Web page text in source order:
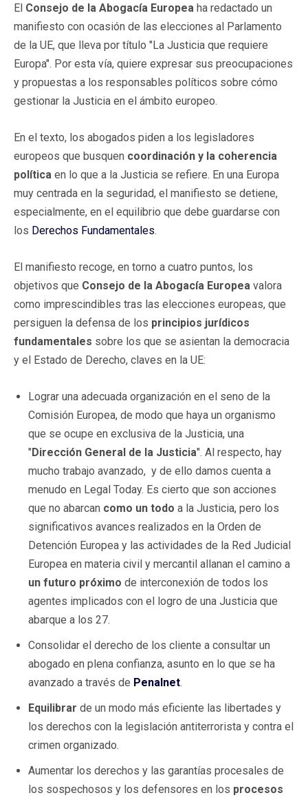
El Consejo de la Abogacía Europea ha redactado un
manifiesto con ocasión de las elecciones al Parlamento
de la UE, que lleva por título "La Justicia que requiere
Europa". Por esta vía, quiere expresar sus preocupaciones
y propuestas a los responsables políticos sobre cómo
gestionar la Justicia en el ámbito europeo.
En el texto, los abogados piden a los legisladores
europeos que busquen coordinación y la coherencia
política en lo que a la Justicia se refiere. En una Europa
muy centrada en la seguridad, el manifiesto se detiene,
especialmente, en el equilibrio que debe guardarse con
los Derechos Fundamentales.
El manifiesto recoge, en torno a cuatro puntos, los
objetivos que Consejo de la Abogacía Europea valora
como imprescindibles tras las elecciones europeas, que
persiguen la defensa de los principios jurídicos
fundamentales sobre los que se asientan la democracia
y el Estado de Derecho, claves en la UE:
Lograr una adecuada organización en el seno de la
Comisión Europea, de modo que haya un organismo
que se ocupe en exclusiva de la Justicia, una
"Dirección General de la Justicia". Al respecto, hay
mucho trabajo avanzado, y de ello damos cuenta a
menudo en Legal Today. Es cierto que son acciones
que no abarcan como un todo a la Justicia, pero los
significativos avances realizados en la Orden de
Detención Europea y las actividades de la Red Judicial
Europea en materia civil y mercantil allanan el camino a
un futuro próximo de interconexión de todos los
agentes implicados con el logro de una Justicia que
abarque a los 27.
Consolidar el derecho de los cliente a consultar un
abogado en plena confianza, asunto en lo que se ha
avanzado a través de Penalnet.
Equilibrar de un modo más eficiente las libertades y
los derechos con la legislación antiterrorista y contra el
crimen organizado.
Aumentar los derechos y las garantías procesales de
los sospechosos y los defensores en los procesos